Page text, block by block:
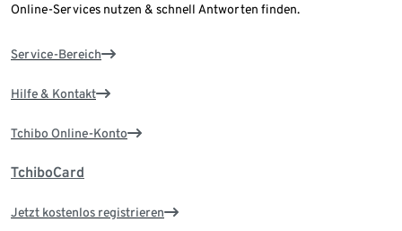
Online-Services nutzen & schnell Antworten finden.
Service-Bereich
Hilfe & Kontakt
Tchibo Online-Konto
TchiboCard
Jetzt kostenlos registrieren